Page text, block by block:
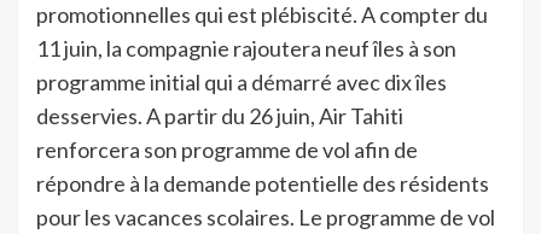
promotionnelles qui est plébiscité. A compter du
11 juin, la compagnie rajoutera neuf îles à son
programme initial qui a démarré avec dix îles
desservies. A partir du 26 juin, Air Tahiti
renforcera son programme de vol afin de
répondre à la demande potentielle des résidents
pour les vacances scolaires. Le programme de vol